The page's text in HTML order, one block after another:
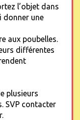
l’objet dans
donner une
aux poubelles.
différentes
plusieurs
SVP contacter